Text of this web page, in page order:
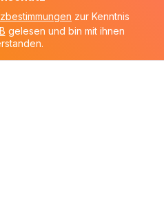
zur Kenntnis
gelesen und bin mit ihnen